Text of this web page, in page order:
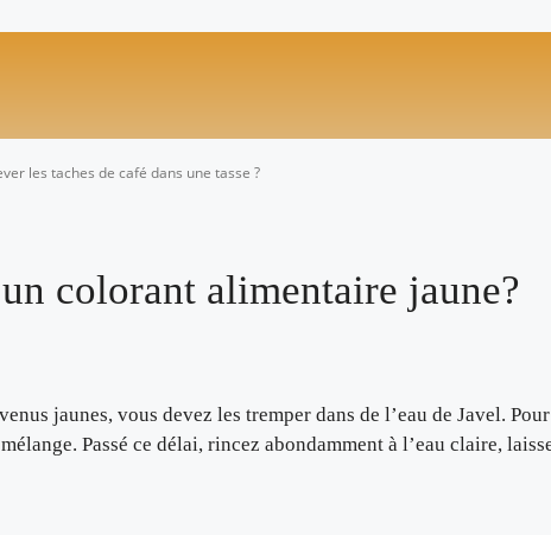
les taches de café dans une tasse ?
colorant alimentaire jaune?
jaunes, vous devez les tremper dans de l’eau de Javel.
Passé ce délai, rincez abondamment à l’eau claire,